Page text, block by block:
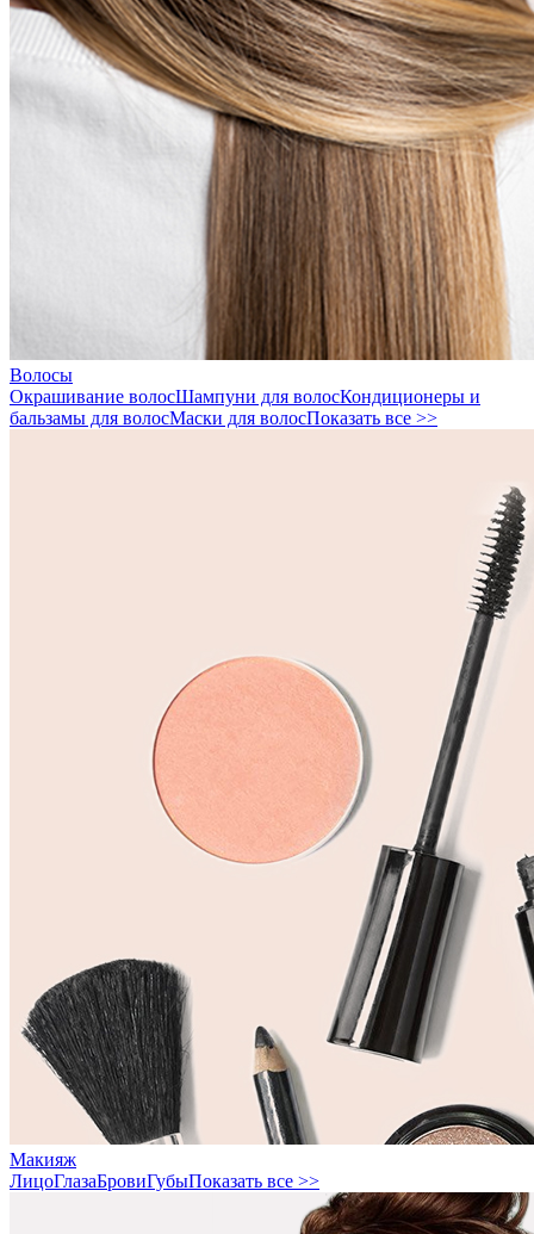
Волосы
Окрашивание волосШампуни для волосКондиционеры и
бальзамы для волосМаски для волосПоказать все >>
Макияж
ЛицоГлазаБровиГубыПоказать все >>